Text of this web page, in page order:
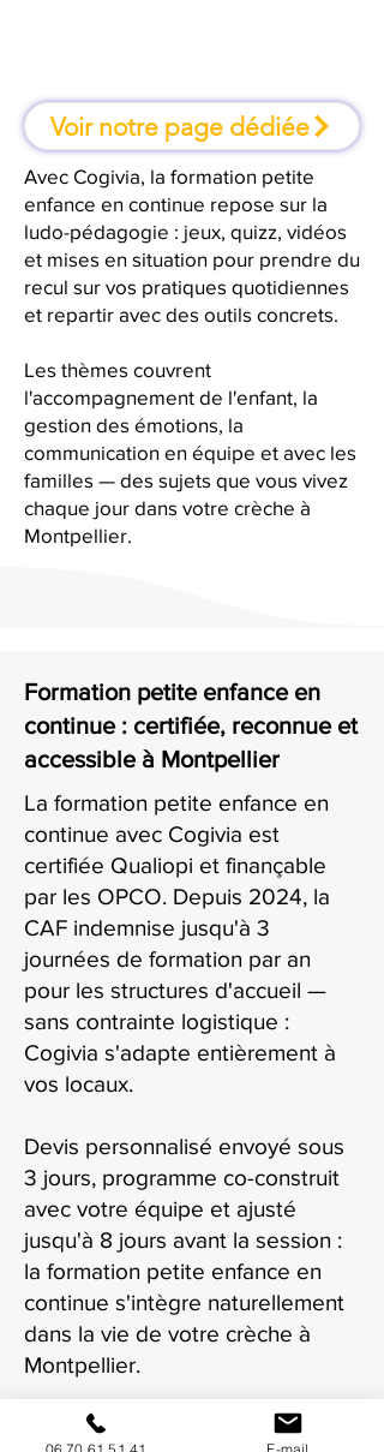
Voir notre page dédiée
Avec Cogivia, la formation petite
enfance en continue repose sur la
ludo-pédagogie : jeux, quizz, vidéos
et mises en situation pour prendre du
recul sur vos pratiques quotidiennes
et repartir avec des outils concrets.
Les thèmes couvrent
l'accompagnement de l'enfant, la
gestion des émotions, la
communication en équipe et avec les
familles — des sujets que vous vivez
chaque jour dans votre crèche à
Montpellier.
Formation petite enfance en
continue : certifiée, reconnue et
accessible à Montpellier
La formation petite enfance en
continue avec Cogivia est
certifiée Qualiopi et finançable
par les OPCO. Depuis 2024, la
CAF indemnise jusqu'à 3
journées de formation par an
pour les structures d'accueil —
sans contrainte logistique :
Cogivia s'adapte entièrement à
vos locaux.
Devis personnalisé envoyé sous
3 jours, programme co-construit
avec votre équipe et ajusté
jusqu'à 8 jours avant la session :
la formation petite enfance en
continue s'intègre naturellement
dans la vie de votre crèche à
Montpellier.
06 70 61 51 41 E-mail